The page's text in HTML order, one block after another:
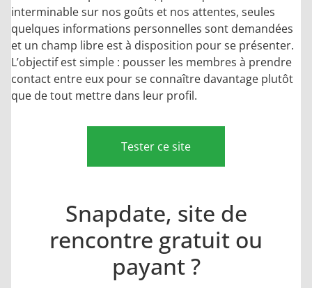
interminable sur nos goûts et nos attentes, seules
quelques informations personnelles sont demandées
et un champ libre est à disposition pour se présenter.
L’objectif est simple : pousser les membres à prendre
contact entre eux pour se connaître davantage plutôt
que de tout mettre dans leur profil.
Tester ce site
Snapdate, site de
rencontre gratuit ou
payant ?